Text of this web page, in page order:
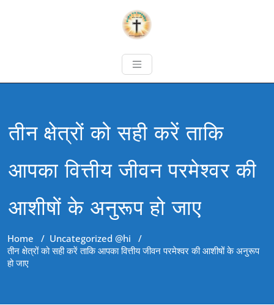
तीन क्षेत्रों को सही करें ताकि
आपका वित्तीय जीवन परमेश्वर की
आशीषों के अनुरूप हो जाए
Home / Uncategorized @hi /
तीन क्षेत्रों को सही करें ताकि आपका वित्तीय जीवन परमेश्वर की आशीषों के अनुरूप
हो जाए